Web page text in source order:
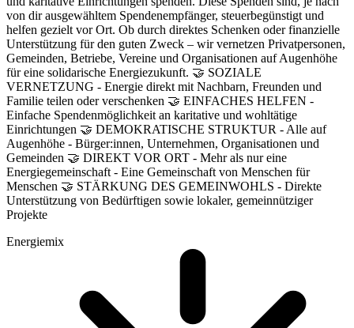
von dir ausgewähltem Spendenempfänger, steuerbegünstigt und
helfen gezielt vor Ort. Ob durch direktes Schenken oder finanzielle
Unterstützung für den guten Zweck – wir vernetzen Privatpersonen,
Gemeinden, Betriebe, Vereine und Organisationen auf Augenhöhe
für eine solidarische Energiezukunft. 🤝 SOZIALE
VERNETZUNG - Energie direkt mit Nachbarn, Freunden und
Familie teilen oder verschenken 🤝 EINFACHES HELFEN -
Einfache Spendenmöglichkeit an karitative und wohltätige
Einrichtungen 🤝 DEMOKRATISCHE STRUKTUR - Alle auf
Augenhöhe - Bürger:innen, Unternehmen, Organisationen und
Gemeinden 🤝 DIREKT VOR ORT - Mehr als nur eine
Energiegemeinschaft - Eine Gemeinschaft von Menschen für
Menschen 🤝 STÄRKUNG DES GEMEINWOHLS - Direkte
Unterstützung von Bedürftigen sowie lokaler, gemeinnütziger
Projekte
Energiemix